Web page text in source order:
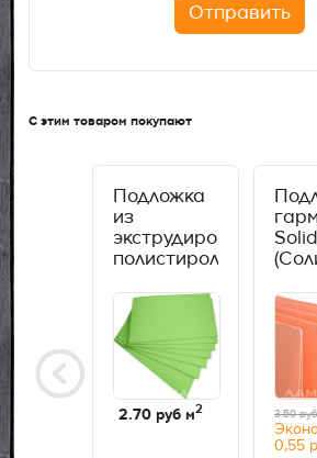
Отправить
С этим товаром покупают
Подложка
из
экструдированного
полистирола
(Солид) 3
мм
2.70 руб м2
Solid
для
3.50 руб
0,55